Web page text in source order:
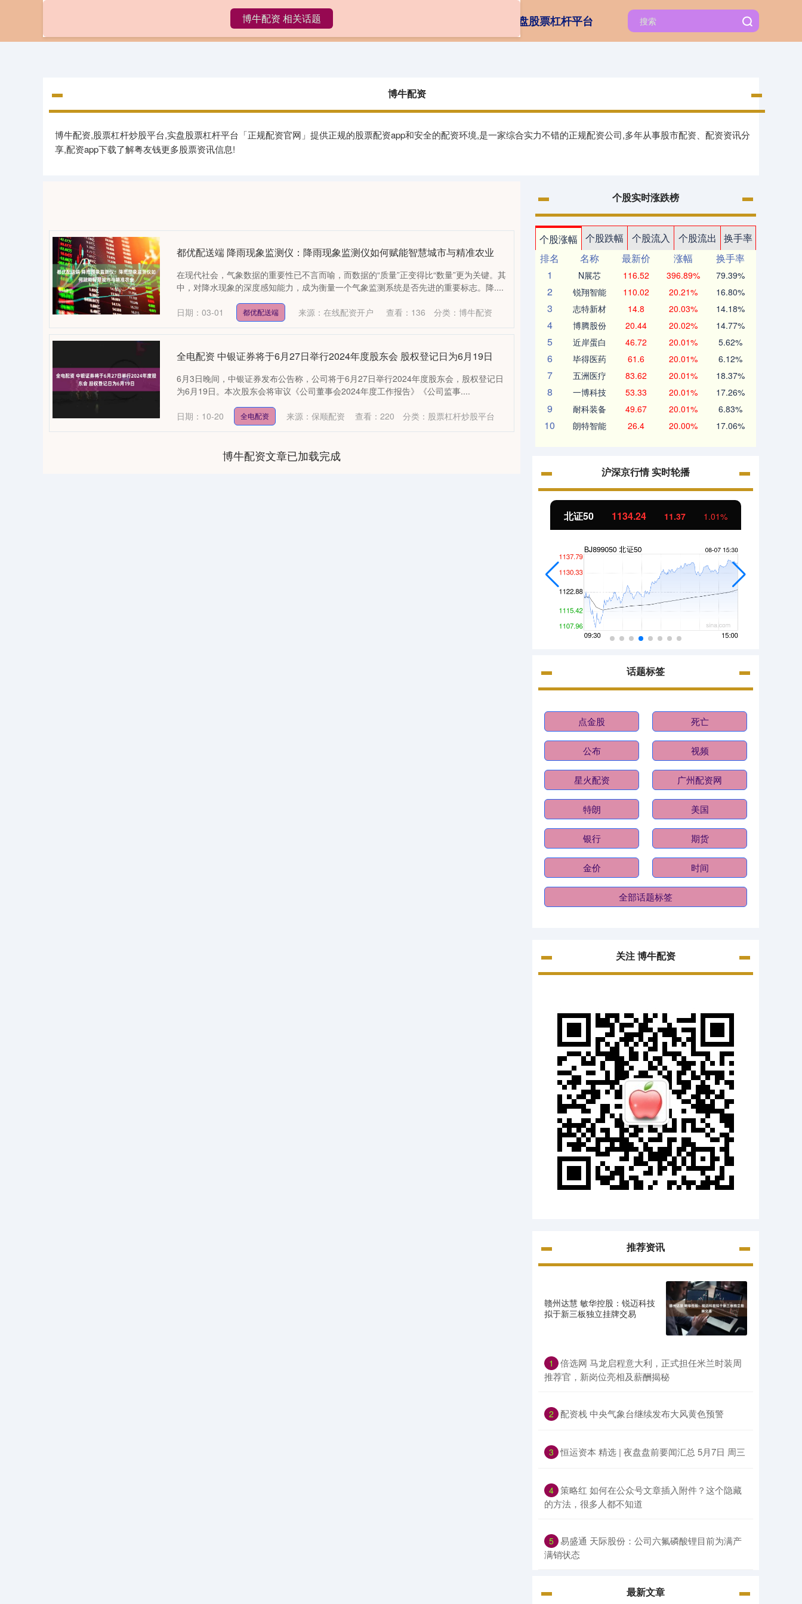
博牛配资 实盘股票杠杆平台
博牛配资
博牛配资,股票杠杆炒股平台,实盘股票杠杆平台「正规配资官网」提供正规的股票配资app和安全的配资环境,是一家综合实力不错的正规配资公司,多年从事股市配资、配资资讯分
享,配资app下载了解粤友钱更多股票资讯信息!
博牛配资 相关话题
都优配送端 降雨现象监测仪：降雨现象监测仪如何赋能智慧城市与精准农业
在现代社会，气象数据的重要性已不言而喻，而数据的“质量”正变得比“数量”更为关键。其
中，对降水现象的深度感知能力，成为衡量一个气象监测系统是否先进的重要标志。降....
日期：03-01 都优配送端 来源：在线配资开户 查看： 136 分类： 博牛配资
全电配资 中银证券将于6月27日举行2024年度股东会 股权登记日为6月19日
6月3日晚间，中银证券发布公告称，公司将于6月27日举行2024年度股东会，股权登记日
为6月19日。本次股东会将审议《公司董事会2024年度工作报告》《公司监事....
日期：10-20 全电配资 来源：保顺配资 查看： 220 分类： 股票杠杆炒股平台
博牛配资文章已加载完成
个股实时涨跌榜
个股涨幅 个股跌幅 个股流入 个股流出
换手率
排名
名称 最新价 涨幅
换手率
1
N展芯 116.52 396.89% 79.39%
2 锐翔智能 110.02 20.21% 16.80%
3 志特新材 14.8 20.03% 14.18%
4 博腾股份 20.44 20.02% 14.77%
5 近岸蛋白 46.72 20.01% 5.62%
6 毕得医药 61.6 20.01% 6.12%
7 五洲医疗 83.62 20.01% 18.37%
8 一博科技 53.33 20.01% 17.26%
9 耐科装备 49.67 20.01% 6.83%
10 朗特智能 26.4 20.00% 17.06%
沪深京行情 实时轮播
北证50 1134.24 11.37 1.01%
话题标签
点金股 死亡
公布 视频
星火配资 广州配资网
特朗 美国
银行 期货
金价 时间
全部话题标签
关注 博牛配资
推荐资讯
赣州达慧 敏华控股：锐迈科技
拟于新三板独立挂牌交易
1
倍选网 马龙启程意大利，正式担任米兰时装周
推荐官，新岗位亮相及薪酬揭秘
2 配资栈 中央气象台继续发布大风黄色预警
3 恒运资本 精选 | 夜盘盘前要闻汇总 5月7日 周三
4 策略红 如何在公众号文章插入附件？这个隐藏
的方法，很多人都不知道
5 易盛通 天际股份：公司六氟磷酸锂目前为满产
满销状态
最新文章